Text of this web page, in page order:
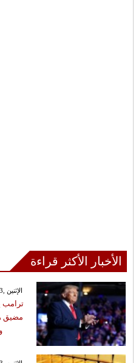
الأخبار الأكثر قراءة
GMT 19:48 2026 الإثنين ,03 آب / أغسطس
ترامب
مضيق